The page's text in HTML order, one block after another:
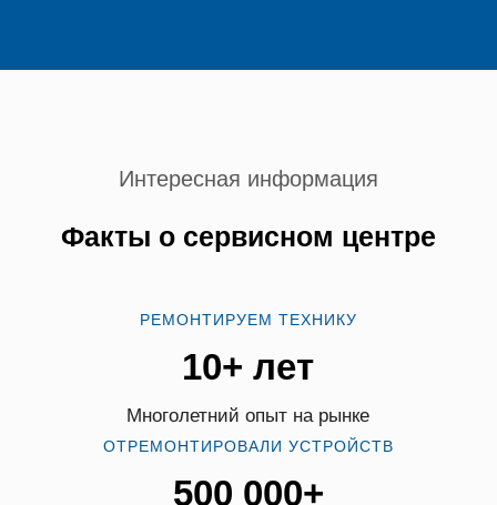
Интересная информация
Факты о сервисном центре
РЕМОНТИРУЕМ ТЕХНИКУ
10+ лет
Многолетний опыт на рынке
ОТРЕМОНТИРОВАЛИ УСТРОЙСТВ
500 000+